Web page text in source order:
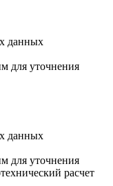
данных
для уточнения
данных
для уточнения
расчет